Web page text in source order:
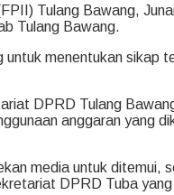
Tulang Bawang,
Tulang Bawang.
menentukan sikap
DPRD Tulang
anggaran yang
media untuk ditemui,
DPRD Tuba